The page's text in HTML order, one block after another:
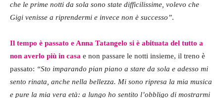
che le prime notti da sola sono state difficilissime, volevo che
Gigi venisse a riprendermi e invece non è successo”.
Il tempo è passato e Anna Tatangelo si è abituata del tutto a
non averlo più in casa e non passare le notti insieme, il treno è
passato: “Sto imparando pian piano a stare da sola e adesso mi
sento rinata, anche nella bellezza. Mi sono ripresa la mia musica
e pure la mia vera età: a lungo ho sentito l’obbligo di mostrarmi